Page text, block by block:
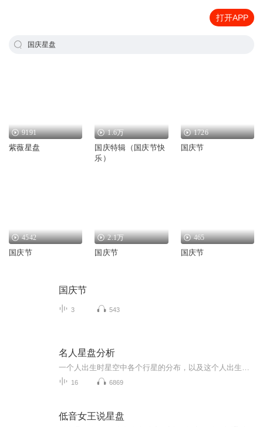
打开APP
国庆星盘
9191
紫薇星盘
1.6万
国庆特辑（国庆节快
乐）
1726
国庆节
4542
国庆节
2.1万
国庆节
465
国庆节
国庆节
3 543
名人星盘分析
16 6869
低音女王说星盘